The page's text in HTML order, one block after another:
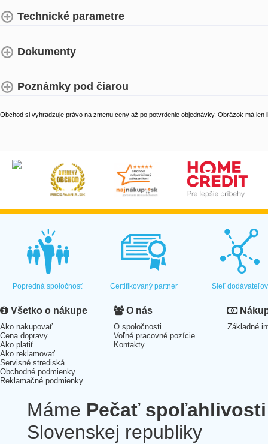
Technické parametre
Dokumenty
Poznámky pod čiarou
Obchod si vyhradzuje právo na zmenu ceny až po potvrdenie objednávky. Obrázok má len
Popredná spoločnosť Certifikovaný partner Sieť dodávateľov
Všetko o nákupe
Ako nakupovať
Cena dopravy
Ako platiť
Ako reklamovať
Servisné strediská
Obchodné podmienky
Reklamačné podmienky
O nás
O spoločnosti
Voľné pracovné pozície
Kontakty
Základné
Máme Pečať spoľahlivosti
Slovenskej republiky